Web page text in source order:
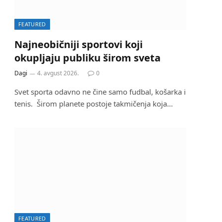
FEATURED
Najneobičniji sportovi koji
okupljaju publiku širom sveta
Dagi 4. avgust 2026. 0
Svet sporta odavno ne čine samo fudbal, košarka i
tenis. Širom planete postoje takmičenja koja…
FEATURED